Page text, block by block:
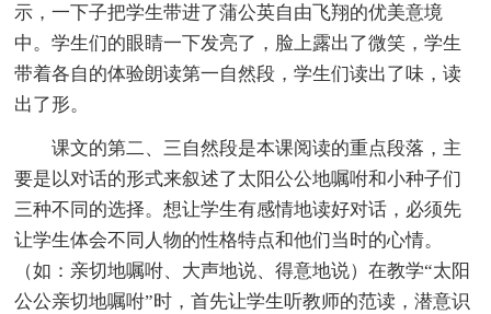
示，一下子把学生带进了蒲公英自由飞翔的优美意境
中。学生们的眼睛一下发亮了，脸上露出了微笑，学生
带着各自的体验朗读第一自然段，学生们读出了味，读
出了形。
课文的第二、三自然段是本课阅读的重点段落，主
要是以对话的形式来叙述了太阳公公地嘱咐和小种子们
三种不同的选择。想让学生有感情地读好对话，必须先
让学生体会不同人物的性格特点和他们当时的心情。
（如：亲切地嘱咐、大声地说、得意地说）在教学“太阳
公公亲切地嘱咐”时，首先让学生听教师的范读，潜意识